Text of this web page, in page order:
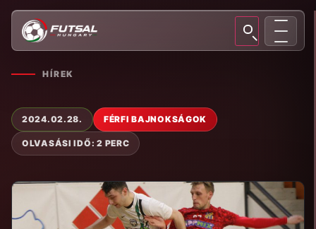
HÍREK
2024.02.28. FÉRFI BAJNOKSÁGOK
OLVASÁSI IDŐ: 2 PERC